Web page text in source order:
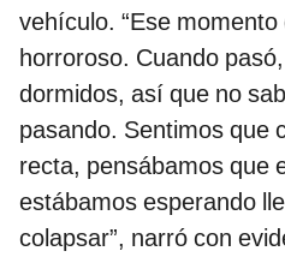
vehículo. “Ese
horroroso. Cuando
dormidos, así que no
pasando. Sentimos que
recta, pensábamos que
estábamos esperando
colapsar”, narró con